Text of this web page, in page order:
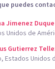
puedes
Jimenez Duque
Unidos de
Gutierrez
Estados Unidos